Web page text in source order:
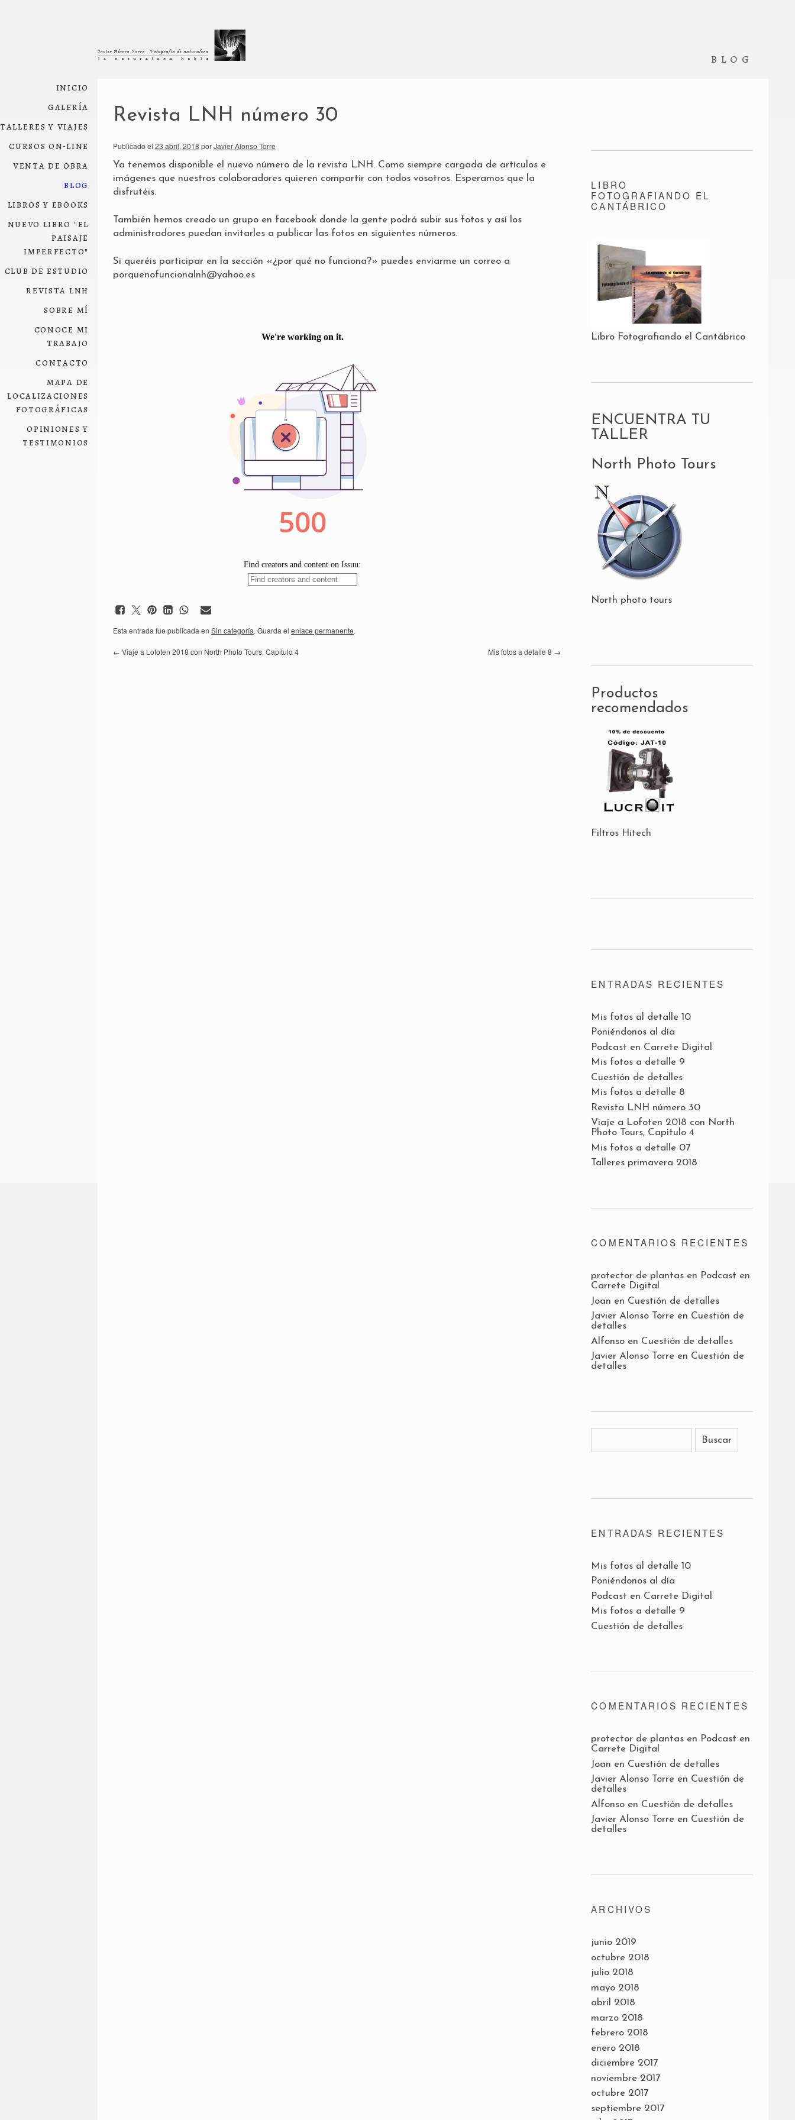
inicio
galería
talleres y viajes
cursos on-line
venta de obra
blog
libros y ebooks
nuevo libro "el
paisaje
imperfecto"
club de estudio
revista lnh
sobre mí
conoce mi
trabajo
contacto
mapa de
localizaciones
fotográficas
opiniones y
testimonios
blog
Revista LNH número 30
Publicado el 23 abril, 2018 porJavier Alonso Torre
Ya tenemos disponible el nuevo número de la revista LNH. Como siempre cargada de artículos e
imágenes que nuestros colaboradores quieren compartir con todos vosotros. Esperamos que la
disfrutéis.
También hemos creado un grupo en facebook donde la gente podrá subir sus fotos y así los
administradores puedan invitarles a publicar las fotos en siguientes números.
Si queréis participar en la sección «¿por qué no funciona?» puedes enviarme un correo a
porquenofuncionalnh@yahoo.es
Esta entrada fue publicada en Sin categoría. Guarda el enlace permanente.
← Viaje a Lofoten 2018 con North Photo Tours, Capitulo 4 Mis fotos a detalle 8 →
LIBRO
FOTOGRAFIANDO EL
CANTÁBRICO
Libro Fotografiando el Cantábrico
ENCUENTRA TU
TALLER
North Photo Tours
North photo tours
Productos
recomendados
Filtros Hitech
ENTRADAS RECIENTES
Mis fotos al detalle 10
Poniéndonos al día
Podcast en Carrete Digital
Mis fotos a detalle 9
Cuestión de detalles
Mis fotos a detalle 8
Revista LNH número 30
Viaje a Lofoten 2018 con North
Photo Tours, Capitulo 4
Mis fotos a detalle 07
Talleres primavera 2018
COMENTARIOS RECIENTES
protector de plantas en Podcast en
Carrete Digital
Joan en Cuestión de detalles
Javier Alonso Torre en Cuestión de
detalles
Alfonso en Cuestión de detalles
Javier Alonso Torre en Cuestión de
detalles
ENTRADAS RECIENTES
Mis fotos al detalle 10
Poniéndonos al día
Podcast en Carrete Digital
Mis fotos a detalle 9
Cuestión de detalles
COMENTARIOS RECIENTES
protector de plantas en Podcast en
Carrete Digital
Joan en Cuestión de detalles
Javier Alonso Torre en Cuestión de
detalles
Alfonso en Cuestión de detalles
Javier Alonso Torre en Cuestión de
detalles
ARCHIVOS
junio 2019
octubre 2018
julio 2018
mayo 2018
abril 2018
marzo 2018
febrero 2018
enero 2018
diciembre 2017
noviembre 2017
octubre 2017
septiembre 2017